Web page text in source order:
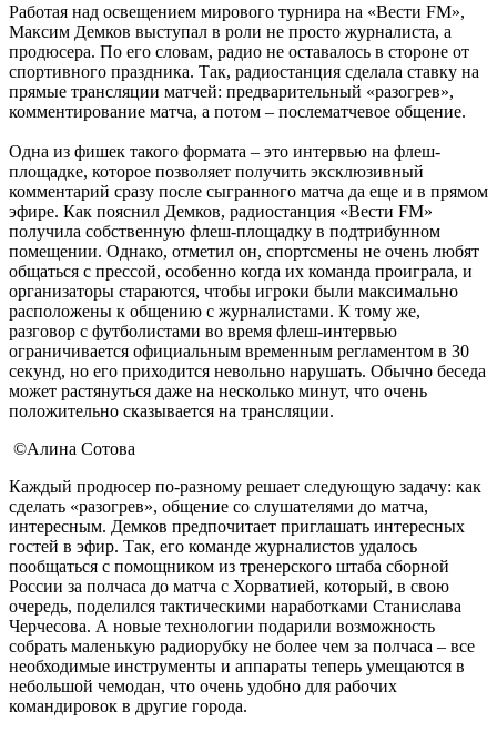
Работая над освещением мирового турнира на «Вести FM»,
Максим Демков выступал в роли не просто журналиста, а
продюсера. По его словам, радио не оставалось в стороне от
спортивного праздника. Так, радиостанция сделала ставку на
прямые трансляции матчей: предварительный «разогрев»,
комментирование матча, а потом – послематчевое общение.
Одна из фишек такого формата – это интервью на флеш-
площадке, которое позволяет получить эксклюзивный
комментарий сразу после сыгранного матча да еще и в прямом
эфире. Как пояснил Демков, радиостанция «Вести FM»
получила собственную флеш-площадку в подтрибунном
помещении. Однако, отметил он, спортсмены не очень любят
общаться с прессой, особенно когда их команда проиграла, и
организаторы стараются, чтобы игроки были максимально
расположены к общению с журналистами. К тому же,
разговор с футболистами во время флеш-интервью
ограничивается официальным временным регламентом в 30
секунд, но его приходится невольно нарушать. Обычно беседа
может растянуться даже на несколько минут, что очень
положительно сказывается на трансляции.
©Алина Сотова
Каждый продюсер по-разному решает следующую задачу: как
сделать «разогрев», общение со слушателями до матча,
интересным. Демков предпочитает приглашать интересных
гостей в эфир. Так, его команде журналистов удалось
пообщаться с помощником из тренерского штаба сборной
России за полчаса до матча с Хорватией, который, в свою
очередь, поделился тактическими наработками Станислава
Черчесова. А новые технологии подарили возможность
собрать маленькую радиорубку не более чем за полчаса – все
необходимые инструменты и аппараты теперь умещаются в
небольшой чемодан, что очень удобно для рабочих
командировок в другие города.